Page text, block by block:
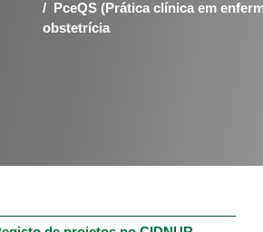
PceQS (Prática clínica em
obstetrícia